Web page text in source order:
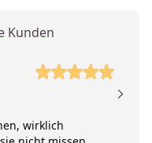
Kunden
wirklich